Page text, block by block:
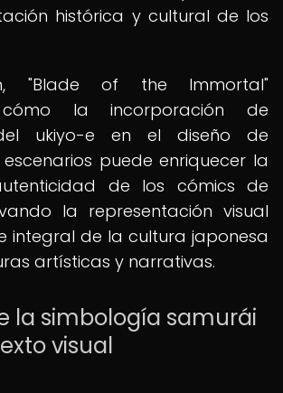
histórica y cultural de los
"Blade of the Immortal"
cómo la incorporación de
ukiyo-e en el diseño de
puede enriquecer la
de los cómics de
la representación visual
integral de la cultura japonesa
artísticas y narrativas.
la simbología samurái
visual